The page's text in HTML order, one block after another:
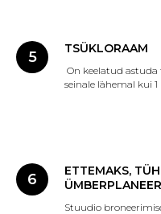
TSÜKLORAAM
On keelatud astuda
seinale lähemal kui 1
ETTEMAKS,
Stuudio